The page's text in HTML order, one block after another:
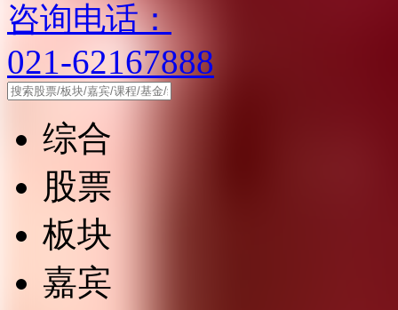
咨询电话：
021-62167888
综合
股票
板块
嘉宾